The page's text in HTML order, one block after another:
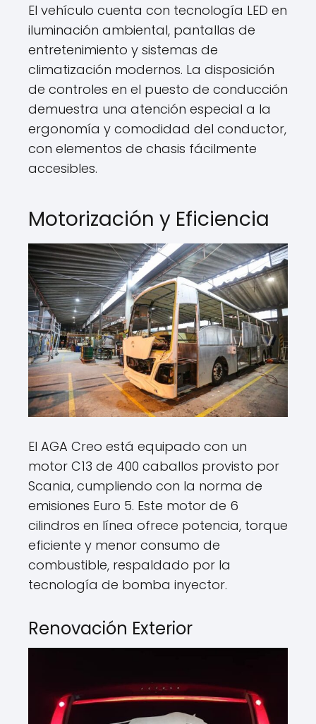
El vehículo cuenta con tecnología LED en
iluminación ambiental, pantallas de
entretenimiento y sistemas de
climatización modernos. La disposición
de controles en el puesto de conducción
demuestra una atención especial a la
ergonomía y comodidad del conductor,
con elementos de chasis fácilmente
accesibles.
Motorización y Eficiencia
El AGA Creo está equipado con un
motor C13 de 400 caballos provisto por
Scania, cumpliendo con la norma de
emisiones Euro 5. Este motor de 6
cilindros en línea ofrece potencia, torque
eficiente y menor consumo de
combustible, respaldado por la
tecnología de bomba inyector.
Renovación Exterior